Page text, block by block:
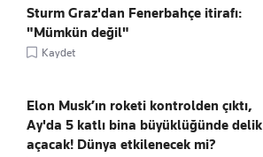
Sturm Graz'dan Fenerbahçe itirafı:
"Mümkün değil"
Kaydet
Elon Musk’ın roketi kontrolden çıktı,
Ay'da 5 katlı bina büyüklüğünde delik
açacak! Dünya etkilenecek mi?